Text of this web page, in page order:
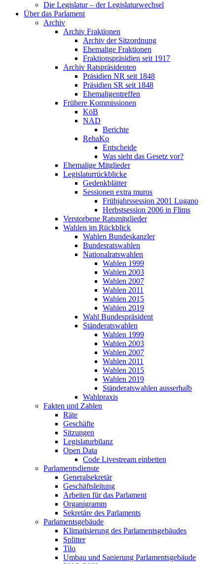
Die Legislatur – der Legislaturwechsel
Über das Parlament
Archiv
Archiv Fraktionen
Archiv der Sitzordnung
Ehemalige Fraktionen
Fraktionspräsidien seit 1917
Archiv Ratspräsidenten
Präsidien NR seit 1848
Präsidien SR seit 1848
Ehemaligentreffen
Frühere Kommissionen
KöB
NAD
Berichte
RehaKo
Entscheide
Was sieht das Gesetz vor?
Ehemalige Mitglieder
Legislaturrückblicke
Gedenkblätter
Sessionen extra muros
Frühjahrssession 2001 Lugano
Herbstsession 2006 in Flims
Verstorbene Ratsmitglieder
Wahlen im Rückblick
Wahlen Bundeskanzler
Bundesratswahlen
Nationalratswahlen
Wahlen 1999
Wahlen 2003
Wahlen 2007
Wahlen 2011
Wahlen 2015
Wahlen 2019
Wahl Bundespräsident
Ständeratswahlen
Wahlen 1999
Wahlen 2003
Wahlen 2007
Wahlen 2011
Wahlen 2015
Wahlen 2019
Ständeratswahlen ausserhalb
Wahlpraxis
Fakten und Zahlen
Räte
Geschäfte
Sitzungen
Legislaturbilanz
Open Data
Code Livestream einbetten
Parlamentsdienste
Generalsekretär
Geschäftsleitung
Arbeiten für das Parlament
Organigramm
Sekretäre des Parlaments
Parlamentsgebäude
Klimatisierung des Parlamentsgebäudes
Splitter
Tilo
Umbau und Sanierung Parlamentsgebäude